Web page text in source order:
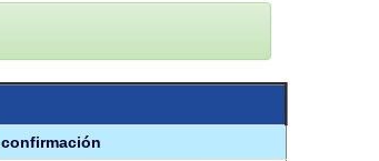
confirmación